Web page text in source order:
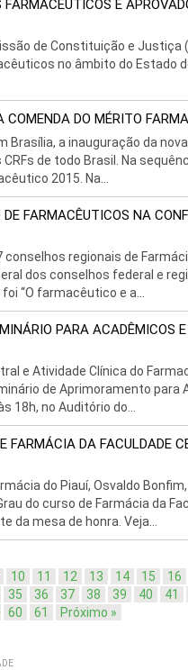
É
de Constituição e Justiça
no âmbito do Estado
COMENDA DO MÉRITO
a inauguração da
de todo Brasil. Na
2015. Na...
FARMACÊUTICOS NA
regionais de
dos conselhos federal e
“O farmacêutico e a...
PARA ACADÊMICOS
e Atividade Clínica do
de Aprimoramento
18h, no Auditório do...
FARMÁCIA DA FACULDADE
do Piauí, Osvaldo
do curso de Farmácia da
da mesa de honra. Veja...
10 11 12 13 14 15 16
35 36 37 38 39 40 41
60 61 Próximo »